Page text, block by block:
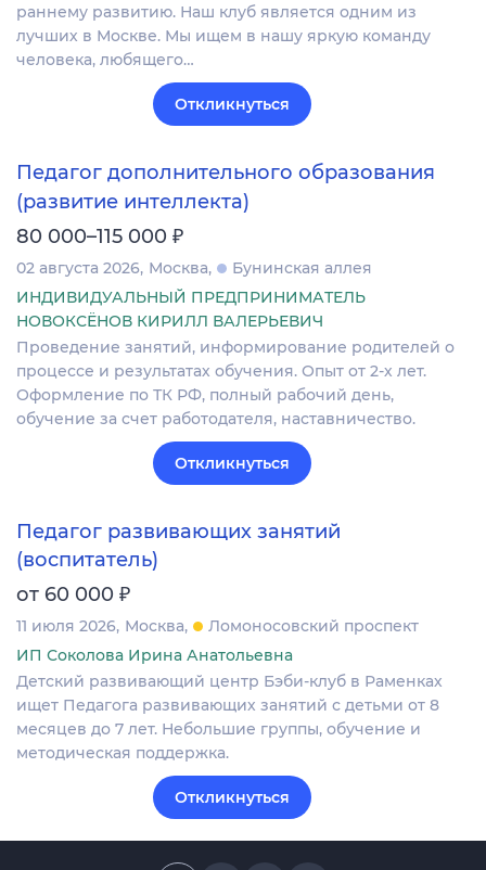
раннему развитию. Наш клуб является одним из
лучших в Москве. Мы ищем в нашу яркую команду
человека, любящего…
Откликнуться
Педагог дополнительного образования
(развитие интеллекта)
80 000–115 000 ₽
02 августа 2026 Москва
Бунинская аллея
ИНДИВИДУАЛЬНЫЙ ПРЕДПРИНИМАТЕЛЬ
НОВОКСЁНОВ КИРИЛЛ ВАЛЕРЬЕВИЧ
Проведение занятий, информирование родителей о
процессе и результатах обучения. Опыт от 2-х лет.
Оформление по ТК РФ, полный рабочий день,
обучение за счет работодателя, наставничество.
Откликнуться
Педагог развивающих занятий
(воспитатель)
от 60 000 ₽
11 июля 2026 Москва
Ломоносовский проспект
ИП Соколова Ирина Анатольевна
Детский развивающий центр Бэби-клуб в Раменках
ищет Педагога развивающих занятий с детьми от 8
месяцев до 7 лет. Небольшие группы, обучение и
методическая поддержка.
Откликнуться